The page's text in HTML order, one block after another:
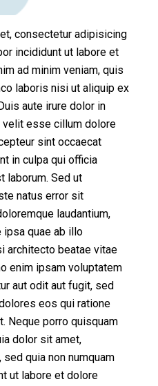
consectetur adipisicing
incididunt ut labore et
ad minim veniam, quis
laboris nisi ut aliquip ex
aute irure dolor in
velit esse cillum dolore
sint occaecat
in culpa qui officia
laborum. Sed ut
natus error sit
laudantium,
ipsa quae ab illo
architecto beatae vitae
enim ipsam voluptatem
aut odit aut fugit, sed
eos qui ratione
Neque porro quisquam
dolor sit amet,
quia non numquam
ut labore et dolore